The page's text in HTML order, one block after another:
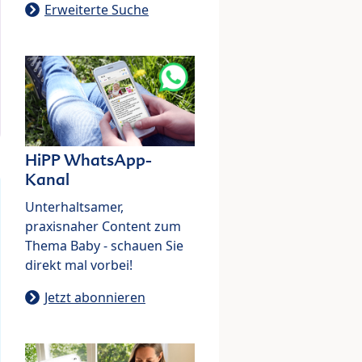
Erweiterte Suche
HiPP WhatsApp-
Kanal
Unterhaltsamer,
praxisnaher Content zum
Thema Baby - schauen Sie
direkt mal vorbei!
Jetzt abonnieren